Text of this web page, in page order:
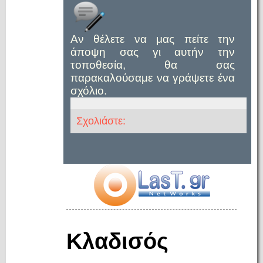
Αν θέλετε να μας πείτε την
άποψη σας γι αυτήν την
τοποθεσία, θα σας
παρακαλούσαμε να γράψετε ένα
σχόλιο.
Σχολιάστε:
Κλαδισός